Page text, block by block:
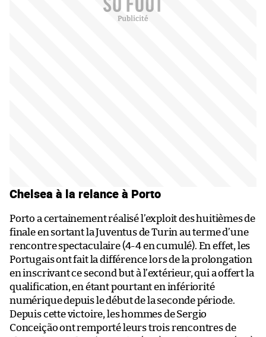
Chelsea à la relance à Porto
Porto a certainement réalisé l’exploit des huitièmes de
finale en sortant la Juventus de Turin au terme d’une
rencontre spectaculaire (4-4 en cumulé). En effet, les
Portugais ont fait la différence lors de la prolongation
en inscrivant ce second but à l’extérieur, qui a offert la
qualification, en étant pourtant en infériorité
numérique depuis le début de la seconde période.
Depuis cette victoire, les hommes de Sergio
Conceição ont remporté leurs trois rencontres de